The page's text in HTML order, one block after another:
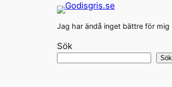
Jag har ändå inget bättre för mig
Sök
Sök